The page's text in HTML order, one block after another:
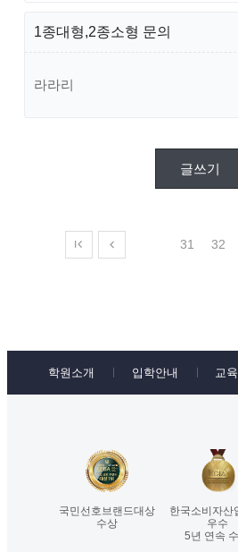
1종대형,2종소형 문의
라라리
글쓰기
31 32
학원소개 입학안내 교
국민선호브랜드대상
수상
한국소비자산
우수
5년 연속